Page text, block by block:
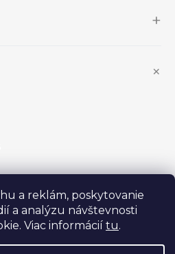
a reklám, poskytovanie
a analýzu návštevnosti
Viac informácií tu.